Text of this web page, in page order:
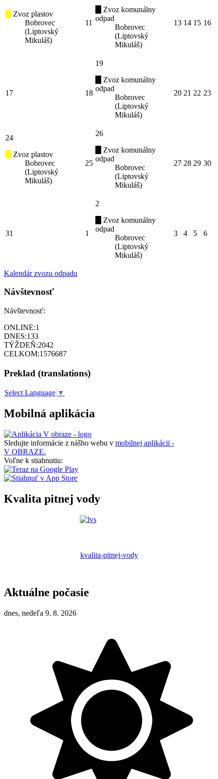
Zvoz plastov
Bobrovec
(Liptovský
Mikuláš)
11
Zvoz komunálny
odpad
Bobrovec
(Liptovský
Mikuláš)
13 14 15 16
17 18
19
Zvoz komunálny
odpad
Bobrovec
(Liptovský
Mikuláš)
20 21 22 23
24
Zvoz plastov
Bobrovec
(Liptovský
Mikuláš)
25
26
Zvoz komunálny
odpad
Bobrovec
(Liptovský
Mikuláš)
27 28 29 30
31 1
2
Zvoz komunálny
odpad
Bobrovec
(Liptovský
Mikuláš)
3 4 5 6
Kalendár zvozu odpadu
Návštevnosť
Návštevnosť:
ONLINE:1
DNES:133
TÝŽDEŇ:2042
CELKOM:1576687
Preklad (translations)
Select Language ▼
Mobilná aplikácia
Sledujte informácie z nášho webu v mobilnej aplikácii -
V OBRAZE.
Voľne k stiahnutiu:
Kvalita pitnej vody
kvalita-pitnej-vody
Aktuálne počasie
dnes, nedeľa 9. 8. 2026